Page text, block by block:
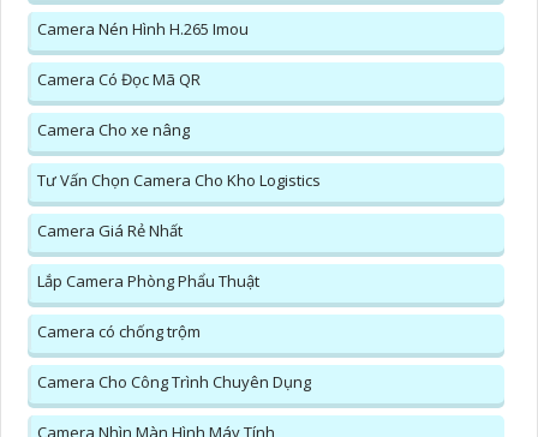
Camera Nén Hình H.265 Imou
Camera Có Đọc Mã QR
Camera Cho xe nâng
Tư Vấn Chọn Camera Cho Kho Logistics
Camera Giá Rẻ Nhất
Lắp Camera Phòng Phẩu Thuật
Camera có chống trộm
Camera Cho Công Trình Chuyên Dụng
Camera Nhìn Màn Hình Máy Tính